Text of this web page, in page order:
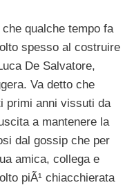
qualche tempo fa
spesso al costruire
De Salvatore,
Va detto che
primi anni vissuti da
a mantenere la
dal gossip che per
amica, collega e
piÃ¹ chiacchierata